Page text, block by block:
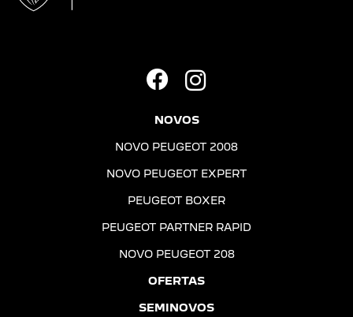
NOVOS
NOVO PEUGEOT 2008
NOVO PEUGEOT EXPERT
PEUGEOT BOXER
PEUGEOT PARTNER RAPID
NOVO PEUGEOT 208
OFERTAS
SEMINOVOS